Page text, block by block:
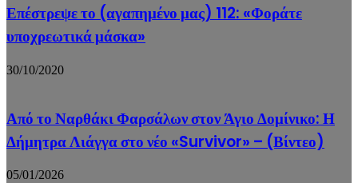
Επέστρεψε το (αγαπημένο μας) 112: «Φοράτε
υποχρεωτικά μάσκα»
30/10/2020
Από το Ναρθάκι Φαρσάλων στον Άγιο Δομίνικο: Η
Δήμητρα Λιάγγα στο νέο «Survivor» – (Βίντεο)
05/01/2026